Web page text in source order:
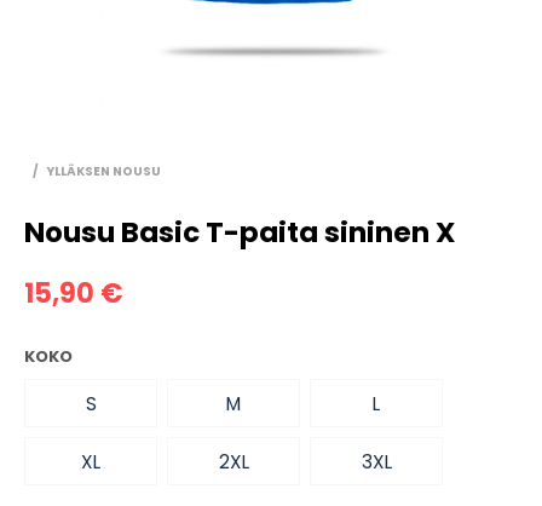
/ YLLÄKSEN NOUSU
Nousu Basic T-paita sininen X
15,90 €
KOKO
S M L
XL 2XL 3XL